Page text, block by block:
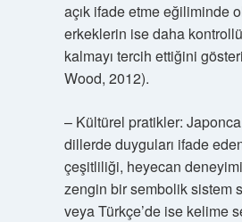
açık ifade etme eğiliminde
erkeklerin ise daha
kalmayı tercih ettiğini
Wood, 2012).
– Kültürel pratikler:
dillerde duyguları ifade
çeşitliliği, heyecan
zengin bir sembolik sistem
veya Türkçe’de ise kelime